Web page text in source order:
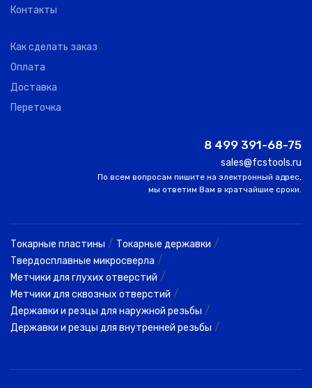
Контакты
Как сделать заказ
Оплата
Доставка
Переточка
8 499 391-68-75
sales@fcstools.ru
По всем вопросам пишите на электронный адрес,
мы ответим Вам в кратчайшие сроки.
Токарные пластины / Токарные державки /
Твердосплавные микросверла /
Метчики для глухих отверстий /
Метчики для сквозных отверстий /
Державки и резцы для наружной резьбы /
Державки и резцы для внутренней резьбы /